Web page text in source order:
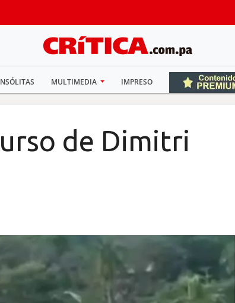
MULTIMEDIA IMPRESO
de Dimitri